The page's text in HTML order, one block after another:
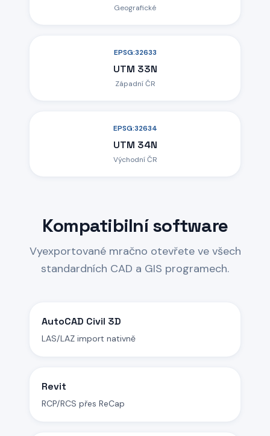
Geografické
EPSG:32633
UTM 33N
Západní ČR
EPSG:32634
UTM 34N
Východní ČR
Kompatibilní software
Vyexportované mračno otevřete ve všech
standardních CAD a GIS programech.
AutoCAD Civil 3D
LAS/LAZ import nativně
Revit
RCP/RCS přes ReCap